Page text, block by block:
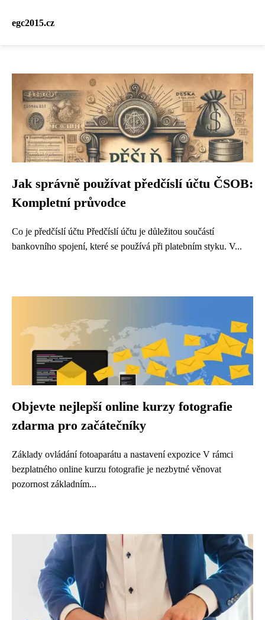
egc2015.cz
Jak správně používat předčíslí účtu ČSOB:
Kompletní průvodce
Co je předčíslí účtu Předčíslí účtu je důležitou součástí
bankovního spojení, které se používá při platebním styku. V...
Objevte nejlepší online kurzy fotografie
zdarma pro začátečníky
Základy ovládání fotoaparátu a nastavení expozice V rámci
bezplatného online kurzu fotografie je nezbytné věnovat
pozornost základním...